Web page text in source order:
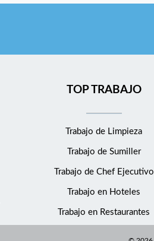
TOP TRABAJO
Trabajo de Limpieza
Trabajo de Sumiller
Trabajo de Chef Ejecutivo
Trabajo en Hoteles
Trabajo en Restaurantes